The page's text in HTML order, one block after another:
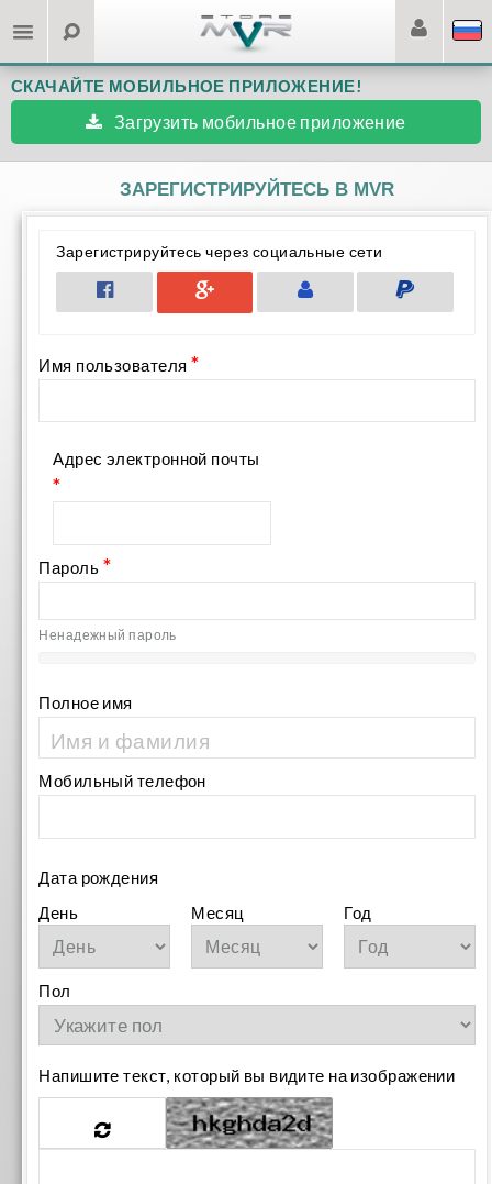
СКАЧАЙТЕ МОБИЛЬНОЕ ПРИЛОЖЕНИЕ!
Загрузить мобильное приложение
ЗАРЕГИСТРИРУЙТЕСЬ В MVR
Зарегистрируйтесь через социальные сети
Имя пользователя *
Адрес электронной почты
*
Пароль *
Ненадежный пароль
Полное имя
Мобильный телефон
Дата рождения
День
Месяц Год
Пол
Напишите текст, который вы видите на изображении